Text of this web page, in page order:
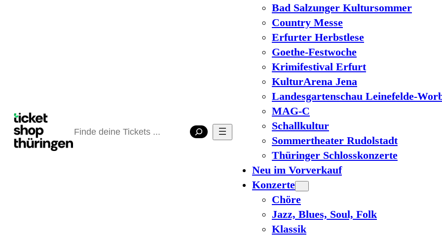
Suchen
Bad Salzunger Kultursommer
Country Messe
Erfurter Herbstlese
Goethe-Festwoche
Krimifestival Erfurt
KulturArena Jena
Landesgartenschau Leinefelde-
MAG-C
Schallkultur
Sommertheater Rudolstadt
Thüringer Schlosskonzerte
Neu im Vorverkauf
Konzerte
Chöre
Jazz, Blues, Soul, Folk
Klassik